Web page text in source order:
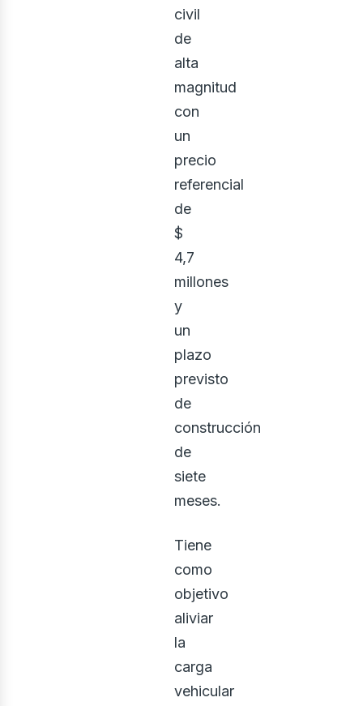
civil
de
alta
magnitud
con
un
precio
referencial
de
$
4,7
millones
y
un
plazo
previsto
de
construcción
de
siete
meses.
Tiene
como
objetivo
aliviar
la
carga
vehicular